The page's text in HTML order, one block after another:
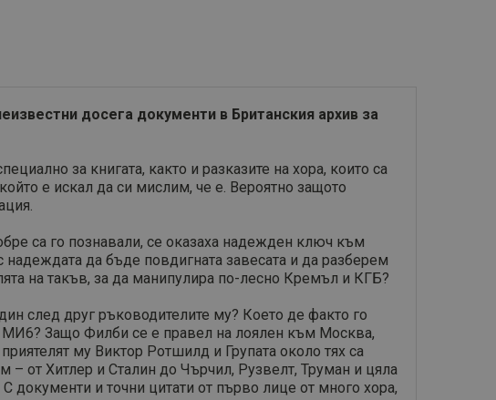
досега документи в Британския архив за
за книгата, както и разказите на хора, които са
е искал да си мислим, че е. Вероятно защото
са го познавали, се оказаха надежден ключ към
да бъде повдигната завесата и да разберем
на такъв, за да манипулира по-лесно Кремъл и КГБ?
след друг ръководителите му? Което де факто го
МИ6? Защо Филби се е правел на лоялен към Москва,
му Виктор Ротшилд и Групата около тях са
от Хитлер и Сталин до Чърчил, Рузвелт, Труман и цяла
документи и точни цитати от първо лице от много хора,